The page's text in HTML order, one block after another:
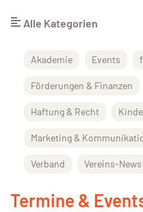
Alle Kategorien
Akademie Events
Förderungen & Finanzen
Haftung & Recht
Marketing &
Verband Vereins-News
Termine &